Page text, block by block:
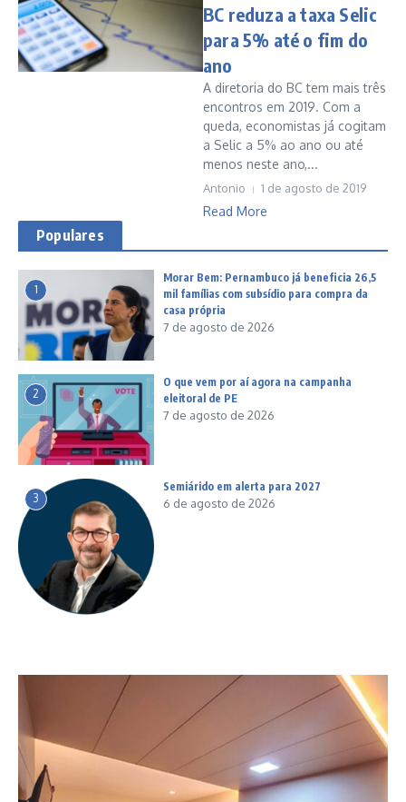
BC reduza a taxa Selic
para 5% até o fim do
ano
A diretoria do BC tem mais três
encontros em 2019. Com a
queda, economistas já cogitam
a Selic a 5% ao ano ou até
menos neste ano,...
Antonio 1 de agosto de 2019
Read More
Populares
1
Morar Bem: Pernambuco já beneficia 26,5
mil famílias com subsídio para compra da
casa própria
7 de agosto de 2026
2
O que vem por aí agora na campanha
eleitoral de PE
7 de agosto de 2026
3
Semiárido em alerta para 2027
6 de agosto de 2026